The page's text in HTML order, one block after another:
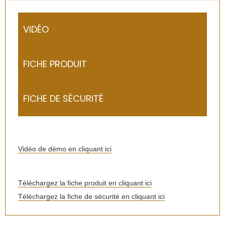
VIDÉO
FICHE PRODUIT
FICHE DE SÉCURITÉ
Vidéo de démo en cliquant ici
Téléchargez la fiche produit en cliquant ici
Téléchargez la fiche de sécurité en cliquant ici